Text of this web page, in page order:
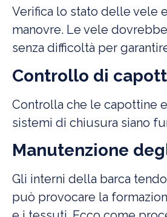
Verifica lo stato delle vele
manovre. Le vele
senza difficoltà per
Controllo di
Controlla che le capottine
sistemi di chiusura siano
Manutenzione
Gli interni della barca
può provocare la